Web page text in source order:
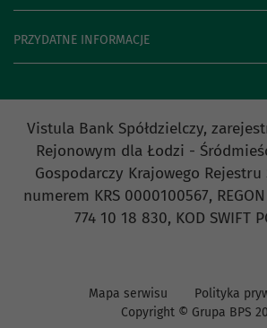
PRZYDATNE INFORMACJE
Vistula Bank Spółdzielczy,
Rejonowym dla Łodzi -
Gospodarczy Krajowego Rejestru
numerem KRS 0000100567,
774 10 18 830, KOD SWIFT
Mapa serwisu
Polityka
Copyright © Grupa BPS